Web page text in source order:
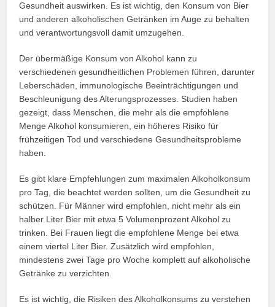
Gesundheit auswirken. Es ist wichtig, den Konsum von Bier
und anderen alkoholischen Getränken im Auge zu behalten
und verantwortungsvoll damit umzugehen.
Der übermäßige Konsum von Alkohol kann zu
verschiedenen gesundheitlichen Problemen führen, darunter
Leberschäden, immunologische Beeinträchtigungen und
Beschleunigung des Alterungsprozesses. Studien haben
gezeigt, dass Menschen, die mehr als die empfohlene
Menge Alkohol konsumieren, ein höheres Risiko für
frühzeitigen Tod und verschiedene Gesundheitsprobleme
haben.
Es gibt klare Empfehlungen zum maximalen Alkoholkonsum
pro Tag, die beachtet werden sollten, um die Gesundheit zu
schützen. Für Männer wird empfohlen, nicht mehr als ein
halber Liter Bier mit etwa 5 Volumenprozent Alkohol zu
trinken. Bei Frauen liegt die empfohlene Menge bei etwa
einem viertel Liter Bier. Zusätzlich wird empfohlen,
mindestens zwei Tage pro Woche komplett auf alkoholische
Getränke zu verzichten.
Es ist wichtig, die Risiken des Alkoholkonsums zu verstehen